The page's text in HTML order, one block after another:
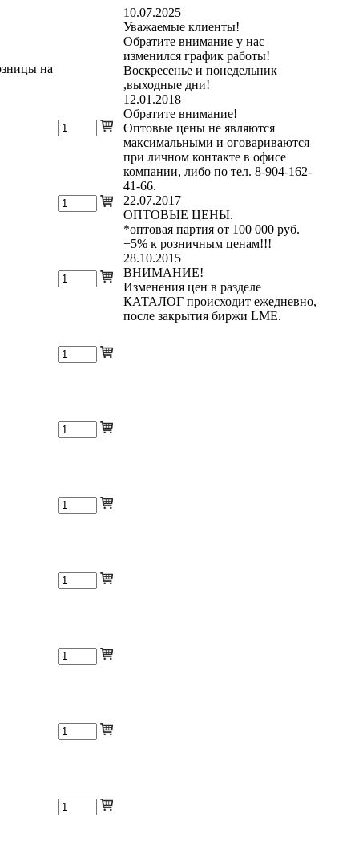
на
10.07.2025
Уважаемые клиенты!
Обратите внимание у нас
изменился график работы!
Воскресенье и понедельник
,выходные дни!
12.01.2018
Обратите внимание!
Оптовые цены не являются
максимальными и оговариваются
при личном контакте в офисе
компании, либо по тел. 8-904-162-
41-66.
22.07.2017
ОПТОВЫЕ ЦЕНЫ.
*оптовая партия от 100 000 руб.
+5% к розничным ценам!!!
28.10.2015
ВНИМАНИЕ!
Изменения цен в разделе
КАТАЛОГ происходит ежедневно,
после закрытия биржи LME.